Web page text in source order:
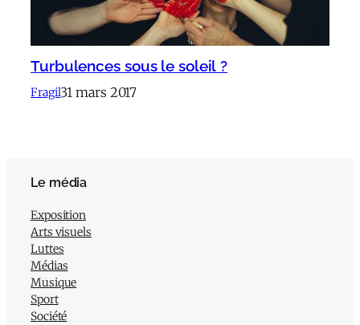
Turbulences sous le soleil ?
Fragil31 mars 2017
Le média
Exposition
Arts visuels
Luttes
Médias
Musique
Sport
Société